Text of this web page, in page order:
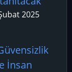
2025
İnsan